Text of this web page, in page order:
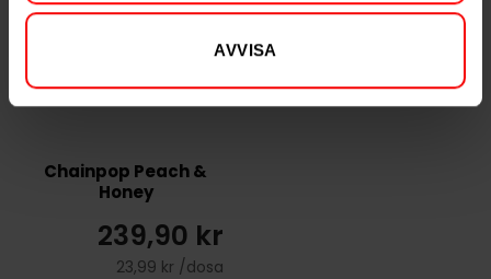
AVVISA
Chainpop Peach &
Honey
239,90 kr
23,99 kr /dosa